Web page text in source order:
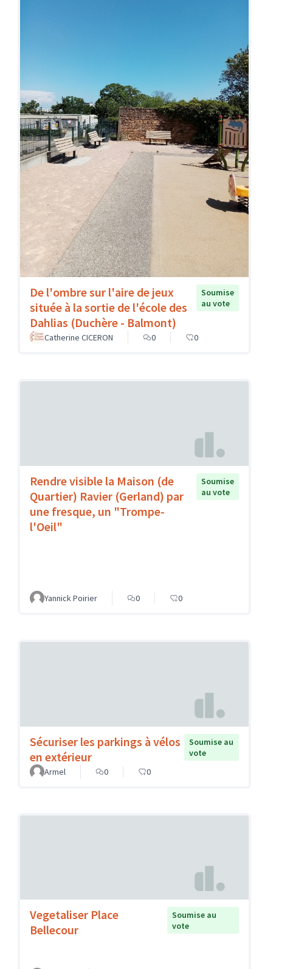
De l'ombre sur l'aire de jeux
située à la sortie de l'école des
Dahlias (Duchère - Balmont)
Soumise
au vote
Catherine CICERON 0 0
Rendre visible la Maison (de
Quartier) Ravier (Gerland) par
une fresque, un "Trompe-
l'Oeil"
Soumise
au vote
Yannick Poirier 0 0
Sécuriser les parkings à vélos
en extérieur
Soumise au
vote
Armel
0 0
Vegetaliser Place
Bellecour
Soumise au
vote